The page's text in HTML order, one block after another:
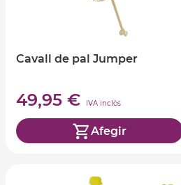
Cavall de pal Jumper
49,95 € IVA inclòs
Afegir